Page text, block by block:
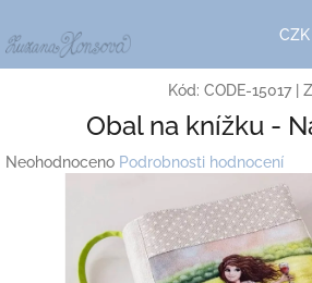
na
obsah
CZK
Kód: CODE-15017
Obal na knížku -
Průměrné
Neohodnoceno Podrobnosti hodnocení